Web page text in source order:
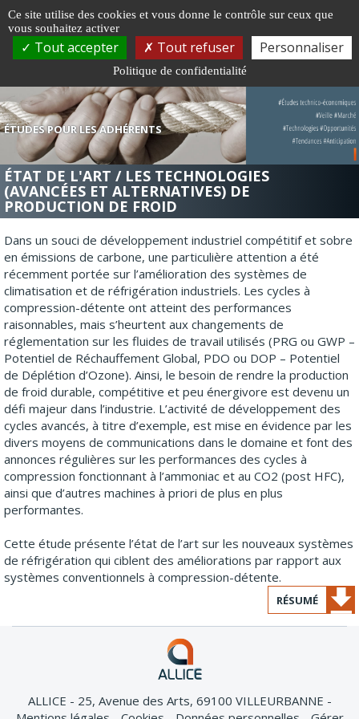
ÉTUDES POUR LES ADHÉRENTS
ÉTAT DE L'ART / LES TECHNOLOGIES
(AVANCÉES ET ALTERNATIVES) DE
PRODUCTION DE FROID
Dans un souci de développement industriel compétitif et sobre
en émissions de carbone, une particulière attention a été
récemment portée sur l’amélioration des systèmes de
climatisation et de réfrigération industriels. Les cycles à
compression-détente ont atteint des performances
raisonnables, mais s’heurtent aux changements de
réglementation sur les fluides de travail utilisés (PRG ou GWP –
Potentiel de Réchauffement Global, PDO ou DOP – Potentiel
de Déplétion d’Ozone). Ainsi, le besoin de rendre la production
de froid durable, compétitive et peu énergivore est devenu un
défi majeur dans l’industrie. L’activité de développement des
cycles avancés, à titre d’exemple, est mise en évidence par les
divers moyens de communications dans le domaine et font des
annonces régulières sur les performances des cycles à
compression fonctionnant à l’ammoniac et au CO2 (post HFC),
ainsi que d’autres machines à priori de plus en plus
performantes.
Cette étude présente l’état de l’art sur les nouveaux systèmes
de réfrigération qui ciblent des améliorations par rapport aux
systèmes conventionnels à compression-détente.
RÉSUMÉ
ALLICE - 25, Avenue des Arts, 69100 VILLEURBANNE
Gestion de vos préférences sur les cookies
Ce site utilise des cookies et vous donne le contrôle sur ceux que
vous souhaitez activer
Tout accepter Tout refuser Personnaliser
Politique de confidentialité